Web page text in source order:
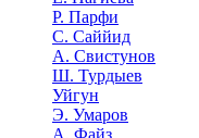
Р. Парфи
С. Саййид
А. Свистунов
Ш. Турдыев
Уйгун
Э. Умаров
А. Файз